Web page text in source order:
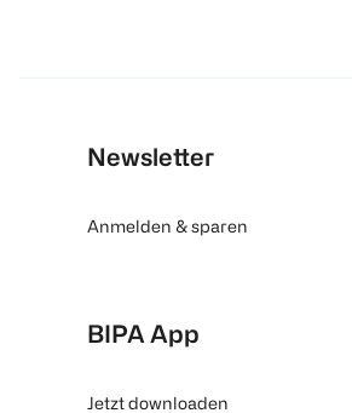
Newsletter
Anmelden & sparen
BIPA App
Jetzt downloaden